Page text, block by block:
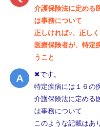
介護保険法に定める
は事務について
正しければ○、正し
医療保険者が、特定
うこと
✖です。
特定疾病には１６の
介護保険法に定める
は事務について
このような記載はあ